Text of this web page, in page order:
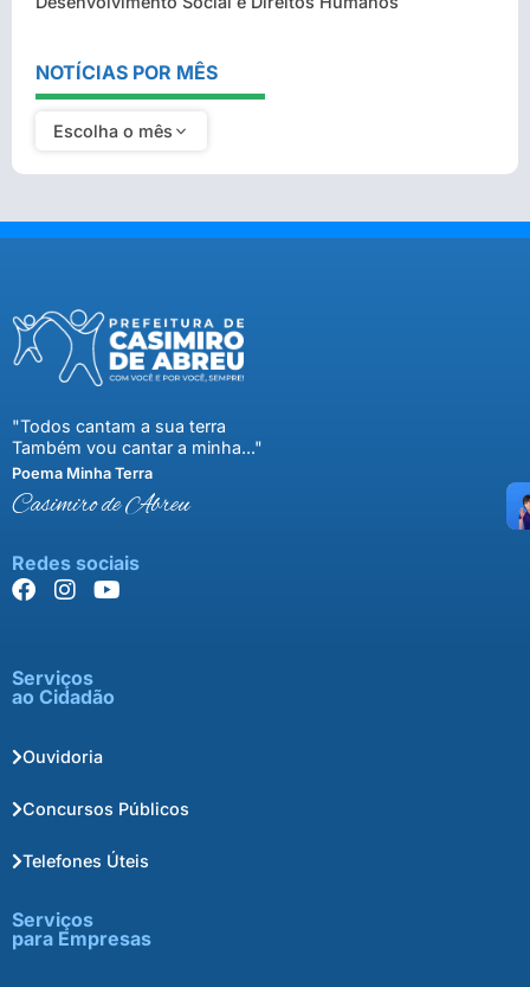
NOTÍCIAS POR MÊS
Escolha o mês
"Todos cantam a sua terra
Também vou cantar a minha..."
Poema Minha Terra
Casimiro de Abreu
Redes sociais
Serviços
ao Cidadão
Ouvidoria
Concursos Públicos
Telefones Úteis
Serviços
para Empresas